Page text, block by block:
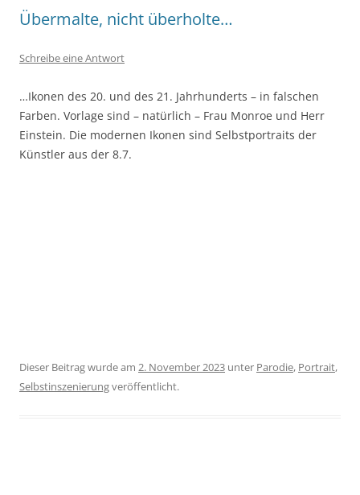
Übermalte, nicht überholte…
Schreibe eine Antwort
…Ikonen des 20. und des 21. Jahrhunderts – in falschen
Farben. Vorlage sind – natürlich – Frau Monroe und Herr
Einstein. Die modernen Ikonen sind Selbstportraits der
Künstler aus der 8.7.
Dieser Beitrag wurde am 2. November 2023 unter Parodie, Portrait,
Selbstinszenierungveröffentlicht.